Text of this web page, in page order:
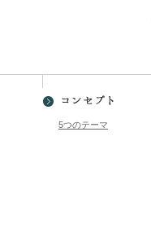
5つのテーマ